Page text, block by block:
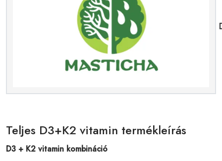
Teljes D3+K2 vitamin termékleírás
D3 + K2 vitamin kombináció